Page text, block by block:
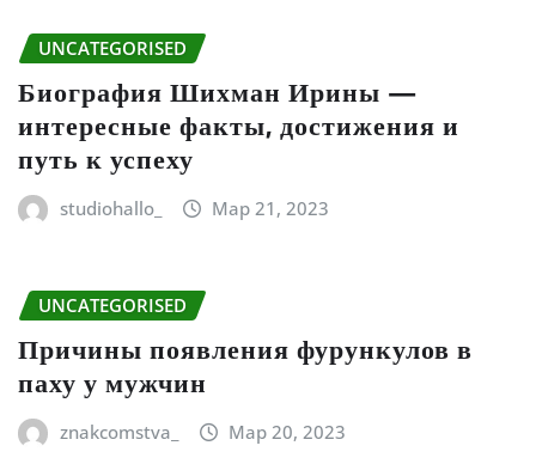
UNCATEGORISED
Биография Шихман Ирины —
интересные факты, достижения и
путь к успеху
studiohallo_ Мар 21, 2023
UNCATEGORISED
Причины появления фурункулов в
паху у мужчин
znakcomstva_ Мар 20, 2023